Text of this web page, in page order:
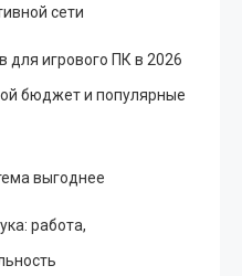
сети
для игрового ПК в 2026
бюджет и популярные
выгоднее
работа,